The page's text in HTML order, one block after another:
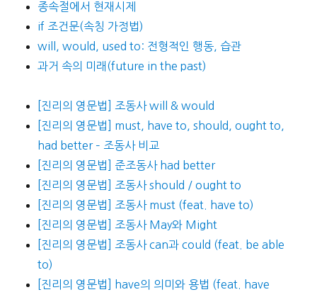
종속절에서 현재시제
if 조건문(속칭 가정법)
will, would, used to: 전형적인 행동, 습관
과거 속의 미래(future in the past)
[진리의 영문법] 조동사 will & would
[진리의 영문법] must, have to, should, ought to,
had better – 조동사 비교
[진리의 영문법] 준조동사 had better
[진리의 영문법] 조동사 should / ought to
[진리의 영문법] 조동사 must (feat. have to)
[진리의 영문법] 조동사 May와 Might
[진리의 영문법] 조동사 can과 could (feat. be able
to)
[진리의 영문법] have의 의미와 용법 (feat. have